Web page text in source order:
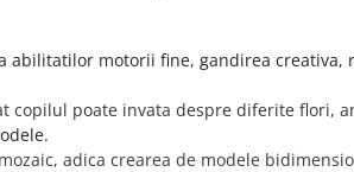
abilitatilor motorii fine, gandirea creativa,
poate invata despre diferite flori,
adica crearea de modele